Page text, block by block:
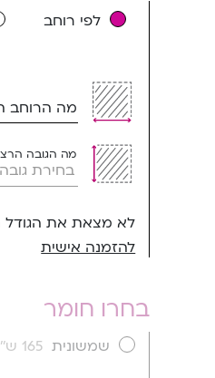
לפי רוחב
מה הרוחב
מה הגובה
לא מצאת את הגודל
להזמנה אישית
בחרו חומר
שמשונית 165 ש''ח למ''ר